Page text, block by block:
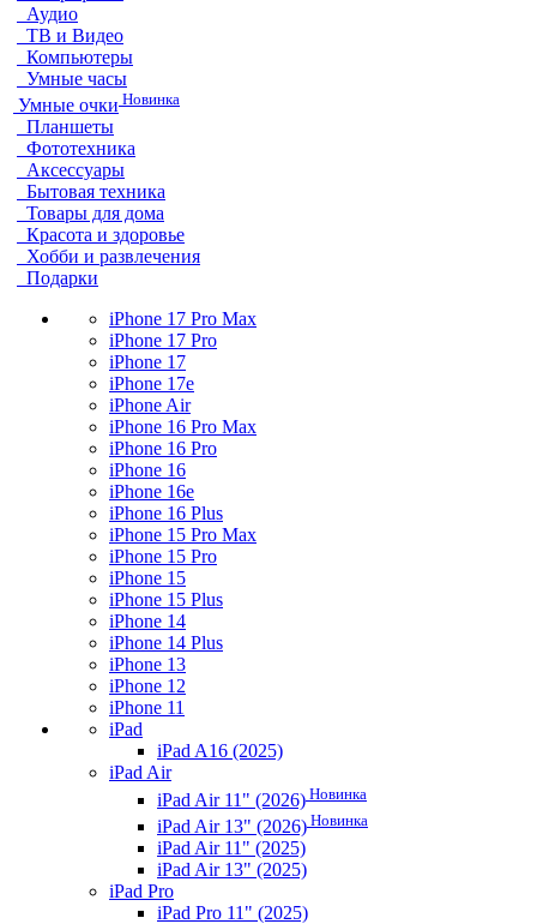
Аудио
ТВ и Видео
Компьютеры
Умные часы
Умные очки Новинка
Планшеты
Фототехника
Аксессуары
Бытовая техника
Товары для дома
Красота и здоровье
Хобби и развлечения
Подарки
iPhone 17 Pro Max
iPhone 17 Pro
iPhone 17
iPhone 17e
iPhone Air
iPhone 16 Pro Max
iPhone 16 Pro
iPhone 16
iPhone 16e
iPhone 16 Plus
iPhone 15 Pro Max
iPhone 15 Pro
iPhone 15
iPhone 15 Plus
iPhone 14
iPhone 14 Plus
iPhone 13
iPhone 12
iPhone 11
iPad
iPad A16 (2025)
iPad Air
iPad Air 11" (2026) Новинка
iPad Air 13" (2026) Новинка
iPad Air 11" (2025)
iPad Air 13" (2025)
iPad Pro
iPad Pro 11" (2025)